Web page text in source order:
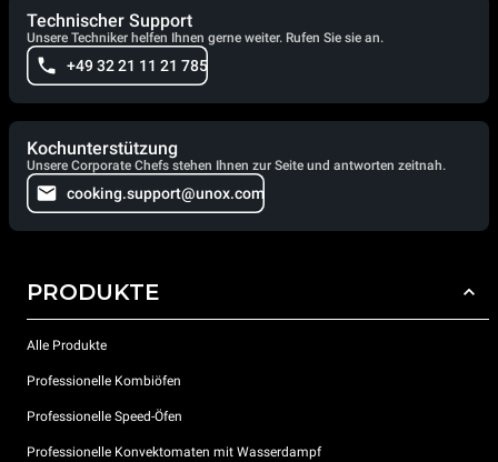
Technischer Support
Unsere Techniker helfen Ihnen gerne weiter. Rufen Sie sie an.
+49 32 21 11 21 785
Kochunterstützung
Unsere Corporate Chefs stehen Ihnen zur Seite und antworten zeitnah.
cooking.support@unox.com
PRODUKTE
Alle Produkte
Professionelle Kombiöfen
Professionelle Speed-Öfen
Professionelle Konvektomaten mit Wasserdampf